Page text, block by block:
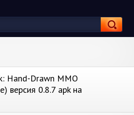
Hand-Drawn MMO
версия 0.8.7 apk на